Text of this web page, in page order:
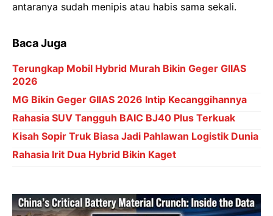
antaranya sudah menipis atau habis sama sekali.
Baca Juga
Terungkap Mobil Hybrid Murah Bikin Geger GIIAS
2026
MG Bikin Geger GIIAS 2026 Intip Kecanggihannya
Rahasia SUV Tangguh BAIC BJ40 Plus Terkuak
Kisah Sopir Truk Biasa Jadi Pahlawan Logistik Dunia
Rahasia Irit Dua Hybrid Bikin Kaget